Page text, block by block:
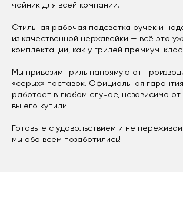
чайник для всей компании.
Стильная рабочая подсветка ручек и
из качественной нержавейки — всё это
комплектации, как у грилей премиум-
Мы привозим гриль напрямую от
«серых» поставок. Официальная
работает в любом случае, независимо от
вы его купили.
Готовьте с удовольствием и не
мы обо всём позаботились!